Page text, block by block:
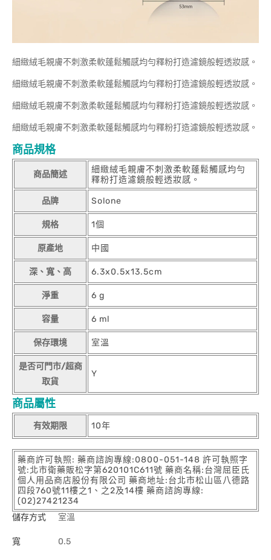
細緻絨毛親膚不刺激柔軟蓬鬆觸感均勻釋粉打造濾鏡般輕透妝感。
細緻絨毛親膚不刺激柔軟蓬鬆觸感均勻釋粉打造濾鏡般輕透妝感。
細緻絨毛親膚不刺激柔軟蓬鬆觸感均勻釋粉打造濾鏡般輕透妝感。
細緻絨毛親膚不刺激柔軟蓬鬆觸感均勻釋粉打造濾鏡般輕透妝感。
商品規格
商品簡述
細緻絨毛親膚不刺激柔軟蓬鬆觸感均勻
釋粉打造濾鏡般輕透妝感。
品牌 Solone
規格 1個
原產地 中國
深、寬、高 6.3x0.5x13.5cm
淨重 6 g
容量 6 ml
保存環境 室溫
是否可門市/超商
取貨
Y
商品屬性
有效期限 10年
藥商許可執照: 藥商諮詢專線:0800-051-148 許可執照字
號:北市衛藥販松字第620101C611號 藥商名稱:台灣屈臣氏
個人用品商店股份有限公司 藥商地址:台北市松山區八德路
四段760號11樓之1、之2及14樓 藥商諮詢專線:
(02)27421234
儲存方式
室溫
寬 0.5